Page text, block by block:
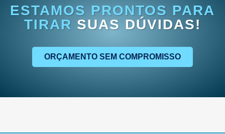
ESTAMOS PRONTOS PARA
TIRAR SUAS DÚVIDAS!
ORÇAMENTO SEM COMPROMISSO